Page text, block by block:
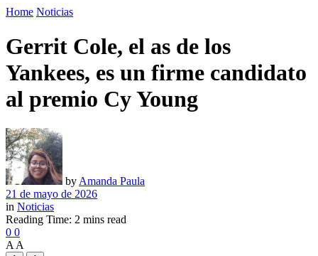
Home Noticias
Gerrit Cole, el as de los
Yankees, es un firme candidato
al premio Cy Young
by Amanda Paula
21 de mayo de 2026
in Noticias
Reading Time: 2 mins read
0 0
A A